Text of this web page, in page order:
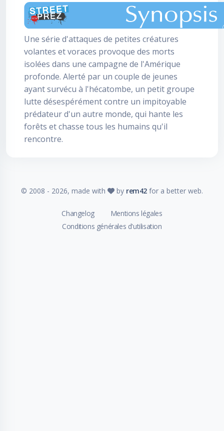
Une série d'attaques de petites créatures
volantes et voraces provoque des morts
isolées dans une campagne de l'Amérique
profonde. Alerté par un couple de jeunes
ayant survécu à l'hécatombe, un petit groupe
lutte désespérément contre un impitoyable
prédateur d'un autre monde, qui hante les
forêts et chasse tous les humains qu'il
rencontre.
© 2008 - 2026, made with by rem42 for a better web.
Changelog
Mentions légales
Conditions générales d'utilisation